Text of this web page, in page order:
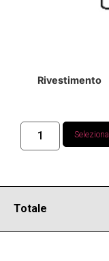
Rivestimento
Seleziona
Totale